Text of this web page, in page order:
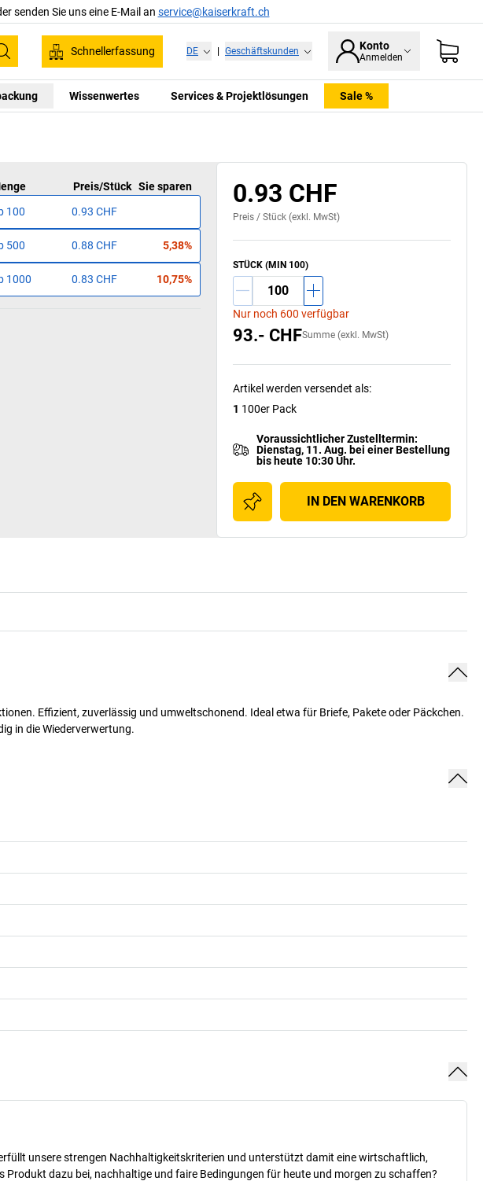
senden Sie uns eine E-Mail an service@kaiserkraft.ch
Suchen
Schnellerfassung DE Geschäftskunden Konto
Anmelden
Wissenwertes Services & Projektlösungen Sale %
Preis/Stück Sie sparen
100 0.93 CHF
500 0.88 CHF 5,38%
1000 0.83 CHF 10,75%
0.93 CHF
Preis /Stück (exkl. MwSt)
STÜCK (MIN 100)
Nur noch 600 verfügbar
Summe (exkl. MwSt)
93.- CHF
Artikel werden versendet als:
1 100er Pack
Voraussichtlicher Zustelltermin:
Dienstag, 11. Aug. bei einerBestellung
bis heute 10:30 Uhr.
IN DEN WARENKORB
Effizient, zuverlässig und umweltschonend. Ideal etwa für Briefe, Pakete oder Päckchen.
in die Wiederverwertung.
unsere strengen Nachhaltigkeitskriterien und unterstützt damit eine wirtschaftlich,
dazu bei, nachhaltige und faire Bedingungen für heute und morgen zu schaffen?